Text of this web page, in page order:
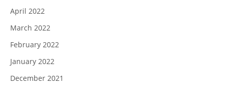
April 2022
March 2022
February 2022
January 2022
December 2021